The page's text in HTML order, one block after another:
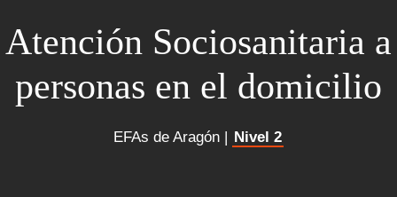
Atención Sociosanitaria a
personas en el domicilio
EFAs de Aragón | Nivel 2